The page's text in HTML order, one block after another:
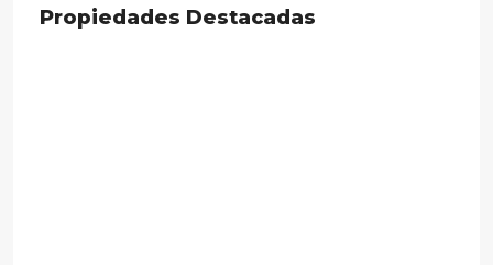
Propiedades Destacadas